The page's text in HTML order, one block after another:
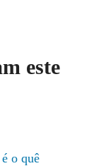
este
o quê